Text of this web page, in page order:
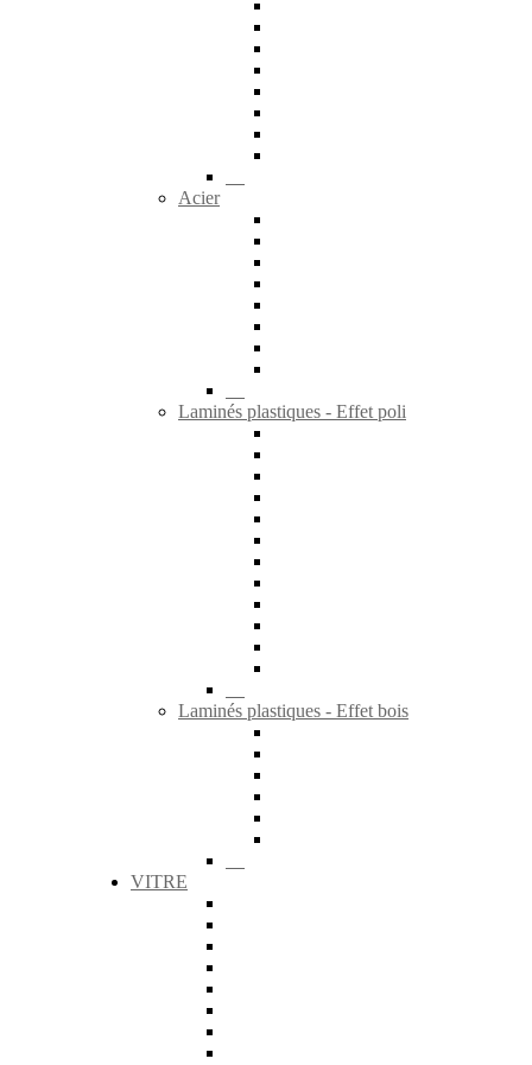
Acier
Laminés plastiques - Effet poli
Laminés plastiques - Effet bois
VITRE